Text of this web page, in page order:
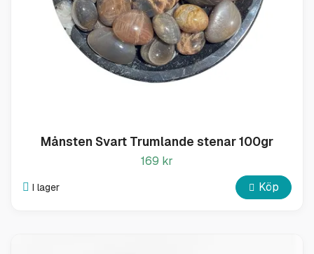
Månsten Svart Trumlande stenar 100gr
169 kr
I lager Köp